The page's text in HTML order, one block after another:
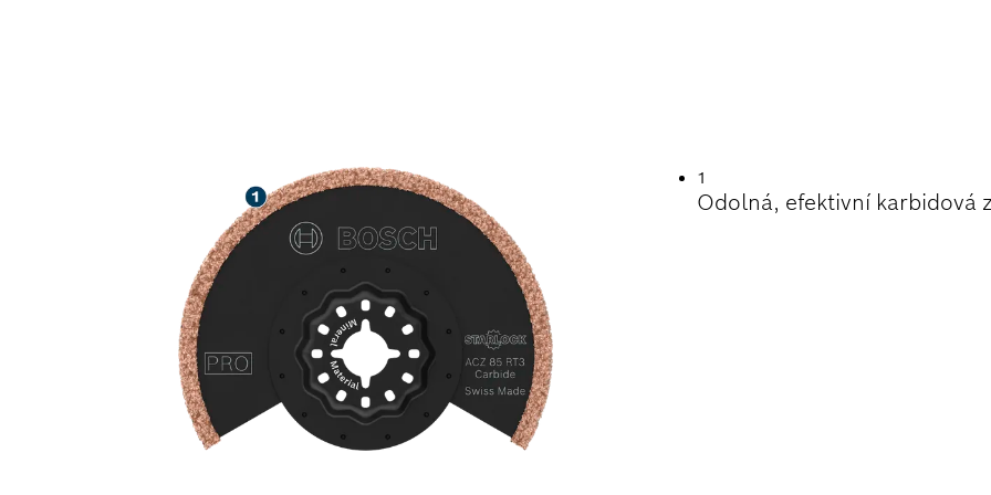
1
Odolná, efektivní karbidová